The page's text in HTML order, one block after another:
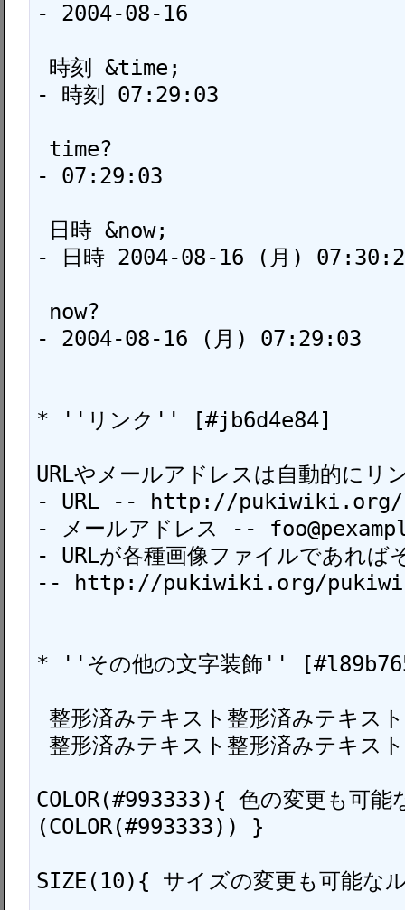
- 2004-08-16
- 時刻 07:29:03
- 07:29:03
- 日時 2004-08-16 (月)
- 2004-08-16 (月) 07:29:03
* ''リンク'' [#jb6d4e84]
URLやメールアドレスは自動的にリ
- URL -- http://pukiwiki.org/
- メールアドレス --
- URLが各種画像ファイルであれば
-- http://pukiwiki.org/
* ''その他の文字装飾''
COLOR(#993333){ 色の変更も可能
(COLOR(#993333)) }
SIZE(10){ サイズの変更も可能